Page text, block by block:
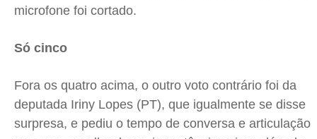
microfone foi cortado.
Só cinco
Fora os quatro acima, o outro voto contrário foi da
deputada Iriny Lopes (PT), que igualmente se disse
surpresa, e pediu o tempo de conversa e articulação